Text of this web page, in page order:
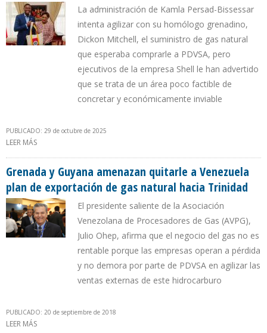
La administración de Kamla Persad-Bissessar
intenta agilizar con su homólogo grenadino,
Dickon Mitchell, el suministro de gas natural
que esperaba comprarle a PDVSA, pero
ejecutivos de la empresa Shell le han advertido
que se trata de un área poco factible de
concretar y económicamente inviable
PUBLICADO: 29 de octubre de 2025
LEER MÁS
Grenada y Guyana amenazan quitarle a Venezuela
plan de exportación de gas natural hacia Trinidad
El presidente saliente de la Asociación
Venezolana de Procesadores de Gas (AVPG),
Julio Ohep, afirma que el negocio del gas no es
rentable porque las empresas operan a pérdida
y no demora por parte de PDVSA en agilizar las
ventas externas de este hidrocarburo
PUBLICADO: 20 de septiembre de 2018
LEER MÁS